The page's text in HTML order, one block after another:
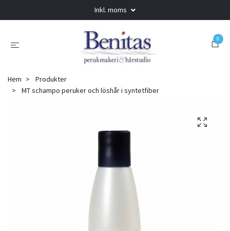
Inkl. moms
0
Hem
Produkter
MT schampo peruker och löshår i syntetfiber